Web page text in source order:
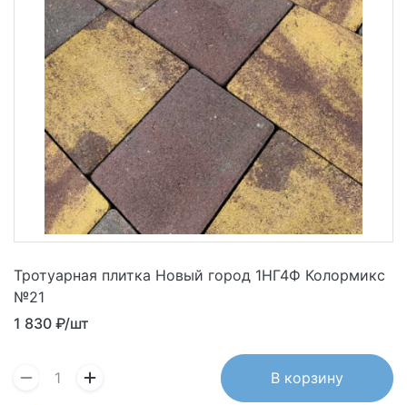
Тротуарная плитка Новый город 1НГ4Ф Колормикс
№21
1 830 ₽/шт
В корзину